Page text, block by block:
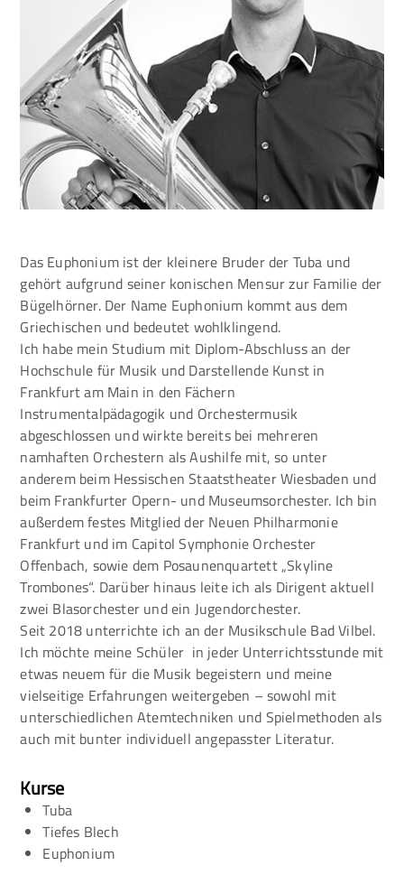
Das Euphonium ist der kleinere Bruder der Tuba und
gehört aufgrund seiner konischen Mensur zur Familie der
Bügelhörner. Der Name Euphonium kommt aus dem
Griechischen und bedeutet wohlklingend.
Ich habe mein Studium mit Diplom-Abschluss an der
Hochschule für Musik und Darstellende Kunst in
Frankfurt am Main in den Fächern
Instrumentalpädagogik und Orchestermusik
abgeschlossen und wirkte bereits bei mehreren
namhaften Orchestern als Aushilfe mit, so unter
anderem beim Hessischen Staatstheater Wiesbaden und
beim Frankfurter Opern- und Museumsorchester. Ich bin
außerdem festes Mitglied der Neuen Philharmonie
Frankfurt und im Capitol Symphonie Orchester
Offenbach, sowie dem Posaunenquartett „Skyline
Trombones“. Darüber hinaus leite ich als Dirigent aktuell
zwei Blasorchester und ein Jugendorchester.
Seit 2018 unterrichte ich an der Musikschule Bad Vilbel.
Ich möchte meine Schüler in jeder Unterrichtsstunde mit
etwas neuem für die Musik begeistern und meine
vielseitige Erfahrungen weitergeben – sowohl mit
unterschiedlichen Atemtechniken und Spielmethoden als
auch mit bunter individuell angepasster Literatur.
Kurse
Tuba
Tiefes Blech
Euphonium